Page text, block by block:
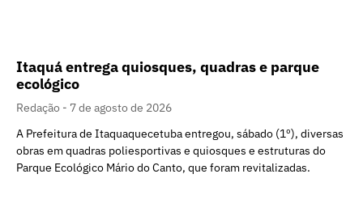
Itaquá entrega quiosques, quadras e parque
ecológico
Redação
7 de agosto de 2026
A Prefeitura de Itaquaquecetuba entregou, sábado (1º), diversas
obras em quadras poliesportivas e quiosques e estruturas do
Parque Ecológico Mário do Canto, que foram revitalizadas.